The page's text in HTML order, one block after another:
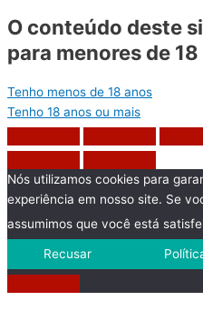
O conteúdo deste
para menores de
Tenho menos de 18 anos
Tenho 18 anos ou mais
Nós utilizamos cookies para
experiência em nosso site. Se
assumimos que você está
Recusar